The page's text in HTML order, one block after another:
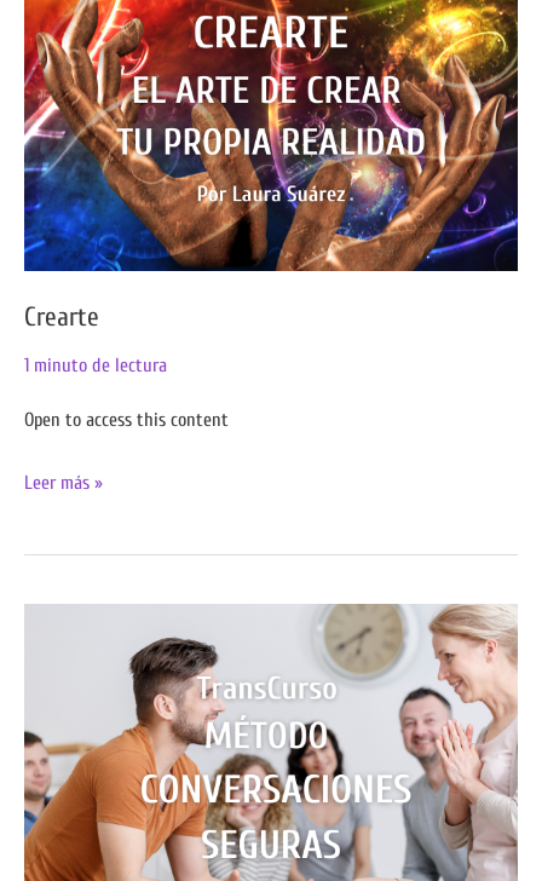
Crearte
1 minuto de lectura
Open to access this content
Leer más »
Conversaciones